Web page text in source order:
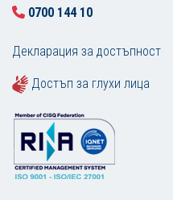
0700 144 10
Декларация за достъпност
Достъп за глухи лица